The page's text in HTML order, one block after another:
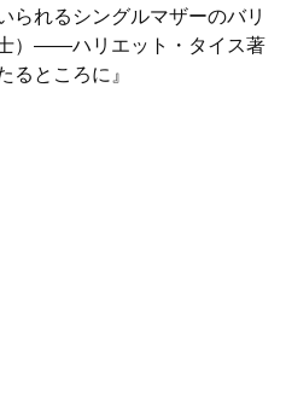
られるシングルマザーのバリ
）――ハリエット・タイス著
るところに』